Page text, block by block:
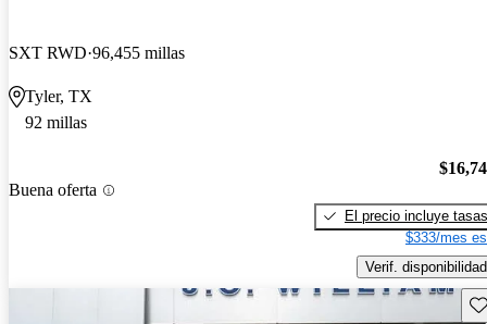
SXT RWD 96,455 millas
Tyler, TX
92 millas
Buena oferta
El precio incluye tasas
$333/mes
Verif. disponibilidad